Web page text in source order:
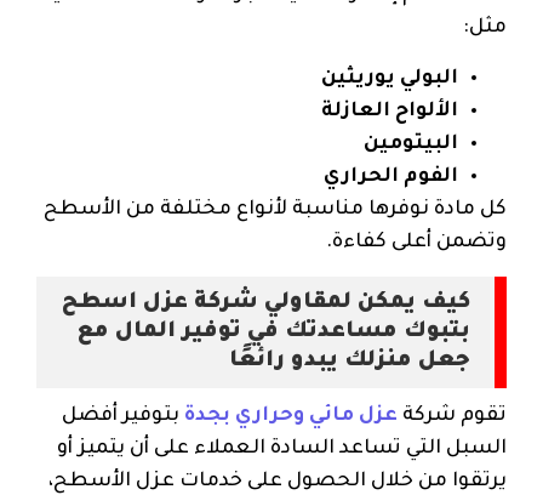
مثل:
البولي يوريثين
الألواح العازلة
البيتومين
الفوم الحراري
كل مادة نوفرها مناسبة لأنواع مختلفة من الأسطح
وتضمن أعلى كفاءة.
كيف يمكن لمقاولي شركة عزل اسطح
بتبوك مساعدتك في توفير المال مع
جعل منزلك يبدو رائعًا
تقوم شركة عزل مائي وحراري بجدة بتوفير أفضل
السبل التي تساعد السادة العملاء على أن يتميز أو
يرتقوا من خلال الحصول على خدمات عزل الأسطح،